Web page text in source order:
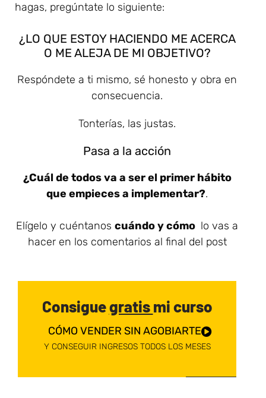
hagas, pregúntate lo siguiente:
¿LO QUE ESTOY HACIENDO ME ACERCA
O ME ALEJA DE MI OBJETIVO?
Respóndete a ti mismo, sé honesto y obra en
consecuencia.
Tonterías, las justas.
Pasa a la acción
¿Cuál de todos va a ser el primer hábito
que empieces a implementar?.
Elígelo y cuéntanos cuándo y cómo lo vas a
hacer en los comentarios al final del post
Consiguegratismi curso
CÓMO VENDER SIN AGOBIARTE
Y CONSEGUIR INGRESOS TODOS LOS MESES